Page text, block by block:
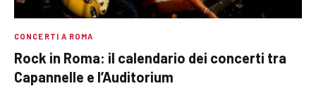
CONCERTI A ROMA
Rock in Roma: il calendario dei concerti tra
Capannelle e l’Auditorium